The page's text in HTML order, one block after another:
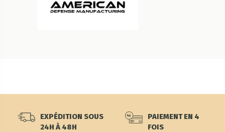
EXPÉDITION SOUS
24H À 48H
PAIEMENT EN 4
FOIS